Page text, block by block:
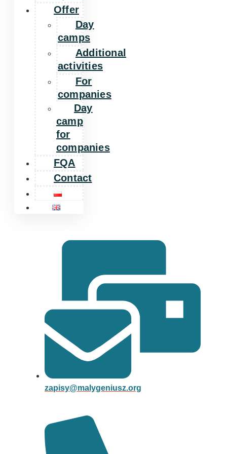
Offer
Day
camps
Additional
activities
For
companies
Day
camp
for
companies
FQA
Contact
zapisy@malygeniusz.org